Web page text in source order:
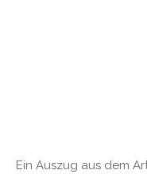
Ein Auszug aus dem